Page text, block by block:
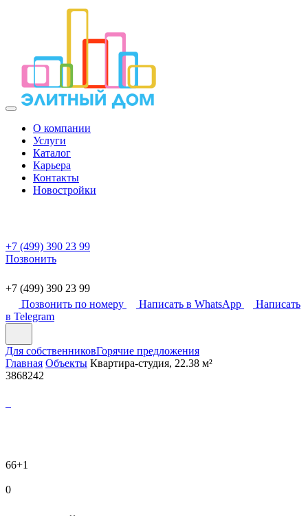
О компании
Услуги
Каталог
Карьера
Контакты
Новостройки
+7 (499) 390 23 99
Позвонить
+7 (499) 390 23 99
Позвонить по номеру
Написать в WhatsApp
Написать
в Telegram
Для собственниковГорячие предложения
Главная Объекты Квартира-студия, 22.38 м²
3868242
66+1
0